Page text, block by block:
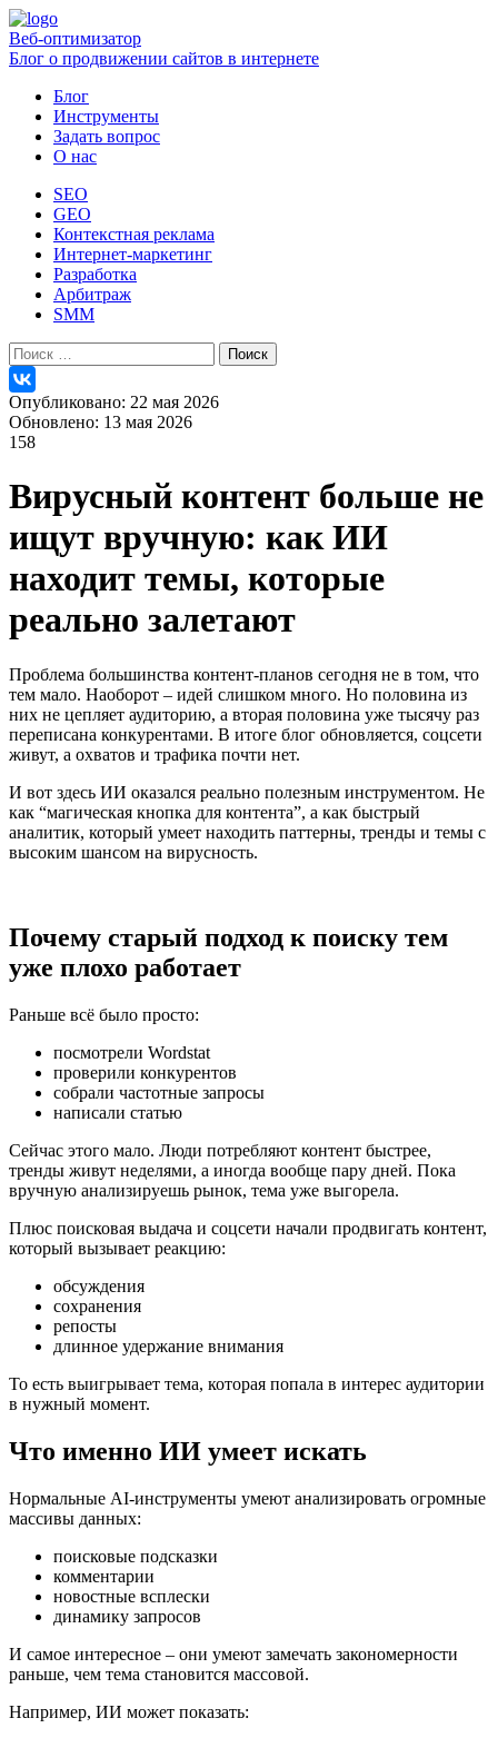
Веб-оптимизатор
Блог о продвижении сайтов в интернете
Блог
Инструменты
Задать вопрос
О нас
SEO
GEO
Контекстная реклама
Интернет-маркетинг
Разработка
Арбитраж
SMM
Найти:
Опубликовано: 22 мая 2026
Обновлено: 13 мая 2026
158
Вирусный контент больше не
ищут вручную: как ИИ
находит темы, которые
реально залетают
Проблема большинства контент-планов сегодня не в том, что
тем мало. Наоборот – идей слишком много. Но половина из
них не цепляет аудиторию, а вторая половина уже тысячу раз
переписана конкурентами. В итоге блог обновляется, соцсети
живут, а охватов и трафика почти нет.
И вот здесь ИИ оказался реально полезным инструментом. Не
как “магическая кнопка для контента”, а как быстрый
аналитик, который умеет находить паттерны, тренды и темы с
высоким шансом на вирусность.
Почему старый подход к поиску тем
уже плохо работает
Раньше всё было просто:
посмотрели Wordstat
проверили конкурентов
собрали частотные запросы
написали статью
Сейчас этого мало. Люди потребляют контент быстрее,
тренды живут неделями, а иногда вообще пару дней. Пока
вручную анализируешь рынок, тема уже выгорела.
Плюс поисковая выдача и соцсети начали продвигать контент,
который вызывает реакцию:
обсуждения
сохранения
репосты
длинное удержание внимания
То есть выигрывает тема, которая попала в интерес аудитории
в нужный момент.
Что именно ИИ умеет искать
Нормальные AI-инструменты умеют анализировать огромные
массивы данных:
поисковые подсказки
комментарии
новостные всплески
динамику запросов
И самое интересное – они умеют замечать закономерности
раньше, чем тема становится массовой.
Например, ИИ может показать: